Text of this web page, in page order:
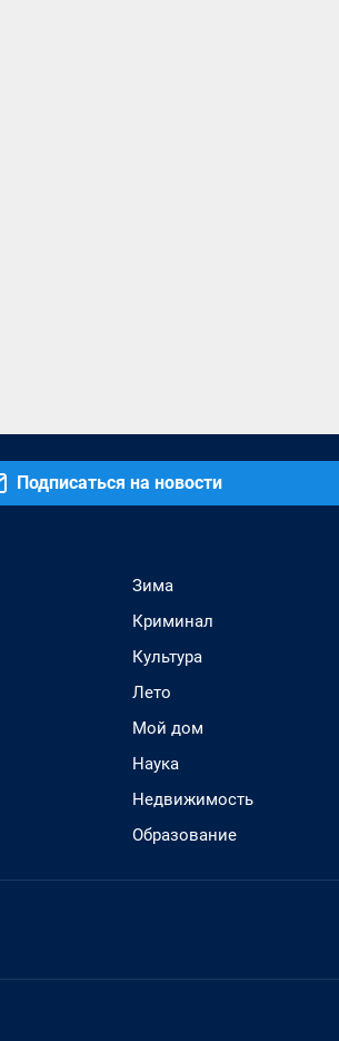
Подписаться на новости
Зима
Криминал
Культура
Лето
Мой дом
Наука
Недвижимость
Образование